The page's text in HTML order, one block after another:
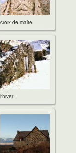
croix de malte
l'hiver